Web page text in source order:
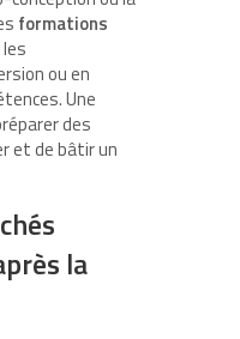
formations
ou en
Une
des
et de bâtir un
la